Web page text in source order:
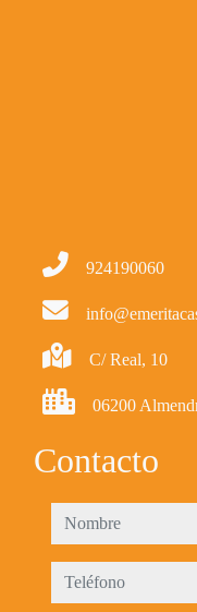
924190060
C/ Real, 10
06200
Contacto
nombre
teléfono